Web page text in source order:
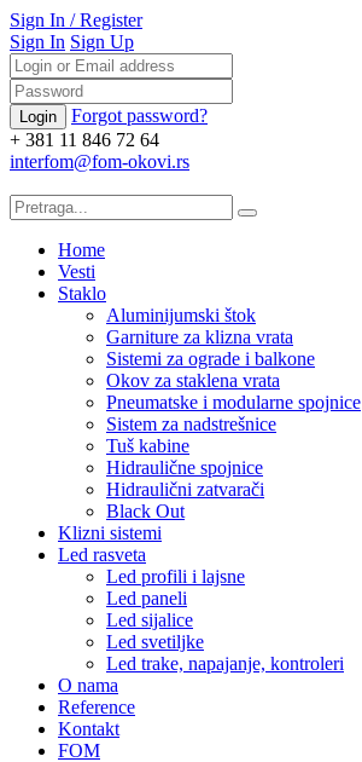
Sign In / Register
Sign In Sign Up
Forgot password?
+ 381 11 846 72 64
interfom@fom-okovi.rs
Home
Vesti
Staklo
Aluminijumski štok
Garniture za klizna vrata
Sistemi za ograde i balkone
Okov za staklena vrata
Pneumatske i modularne spojnice
Sistem za nadstrešnice
Tuš kabine
Hidraulične spojnice
Hidraulični zatvarači
Black Out
Klizni sistemi
Led rasveta
Led profili i lajsne
Led paneli
Led sijalice
Led svetiljke
Led trake, napajanje, kontroleri
O nama
Reference
Kontakt
FOM